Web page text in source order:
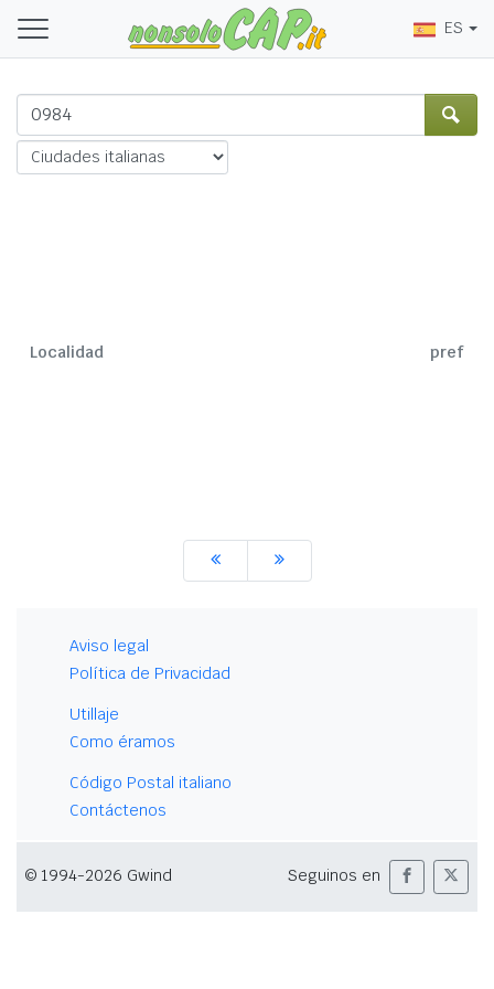
ES
Localidad pref
Aviso legal
Política de Privacidad
Utillaje
Como éramos
Código Postal italiano
Contáctenos
© 1994-2026 Gwind Seguinos en